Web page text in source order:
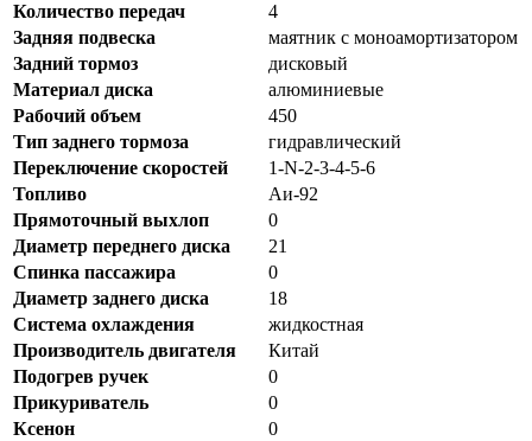
Количество передач
4
Задняя подвеска
маятник с моноамортизатором
Задний тормоз
дисковый
Материал диска
алюминиевые
Рабочий объем
450
Тип заднего тормоза
гидравлический
Переключение скоростей
1-N-2-3-4-5-6
Топливо
Аи-92
Прямоточный выхлоп
0
Диаметр переднего диска
21
Спинка пассажира
0
Диаметр заднего диска
18
Система охлаждения
жидкостная
Производитель двигателя
Китай
Подогрев ручек
0
Прикуриватель
0
Ксенон
0